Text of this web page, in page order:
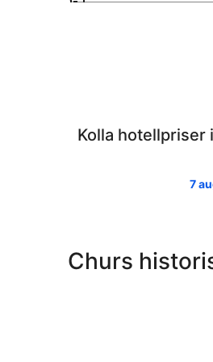
Kolla hotellpriser
7
Churs
Churs